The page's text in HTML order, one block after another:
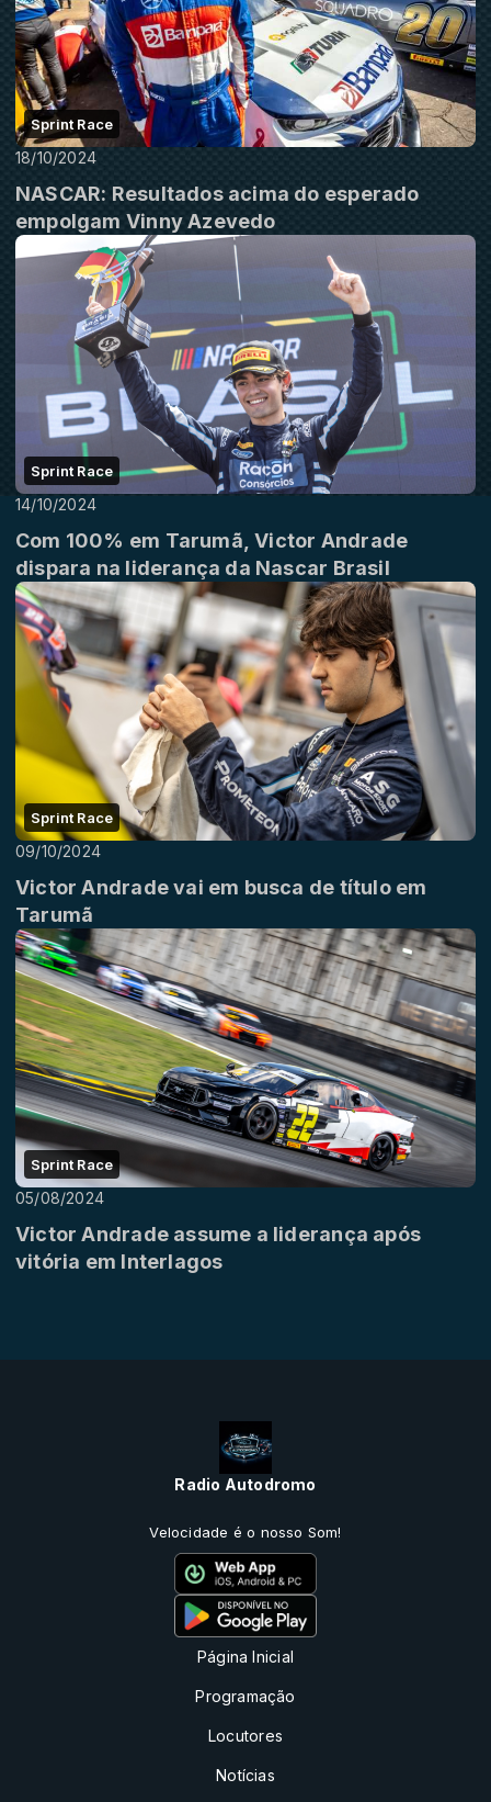
Sprint Race
18/10/2024
NASCAR: Resultados acima do esperado
empolgam Vinny Azevedo
Sprint Race
14/10/2024
Com 100% em Tarumã, Victor Andrade
dispara na liderança da Nascar Brasil
Sprint Race
09/10/2024
Victor Andrade vai em busca de título em
Tarumã
Sprint Race
05/08/2024
Victor Andrade assume a liderança após
vitória em Interlagos
Radio Autodromo
Velocidade é o nosso Som!
Página Inicial
Programação
Locutores
Notícias